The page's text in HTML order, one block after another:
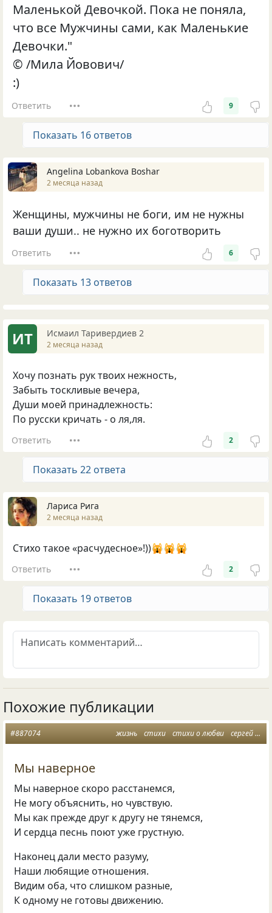
Маленькой Девочкой. Пока не поняла,
что все Мужчины сами, как Маленькие
Девочки."
© /Мила Йовович/
:)
Ответить 9
Показать 16 ответов
Angelina Lobankova Boshar
2 месяца назад
Женщины, мужчины не боги, им не нужны
ваши души.. не нужно их боготворить
Ответить 6
Показать 13 ответов
ИТ Исмаил Таривердиев 2
2 месяца назад
Хочу познать рук твоих нежность,
Забыть тоскливые вечера,
Души моей принадлежность:
По русски кричать - о ля,ля.
Ответить 2
Показать 22 ответа
Лариса Рига
2 месяца назад
Стихо такое «расчудесное»!))🙀🙀🙀
Ответить 2
Показать 19 ответов
Похожие публикации
жизнь стихи стихи о любви сергей дроздов
#887074
Мы наверное
Мы наверное скоро расстанемся,
Не могу объяснить, но чувствую.
Мы как прежде друг к другу не тянемся,
И сердца песнь поют уже грустную.
Наконец дали место разуму,
Наши любящие отношения.
Видим оба, что слишком разные,
К одному не готовы движению.